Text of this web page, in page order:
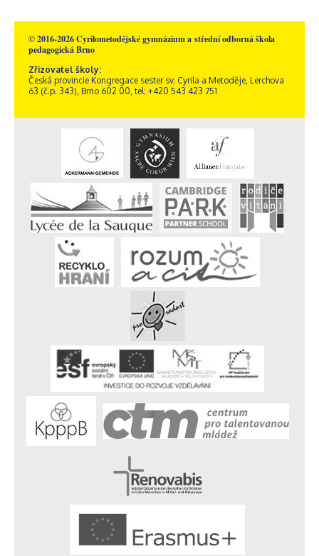
© 2016-2026 Cyrilometodějské gymnázium a střední odborná škola
pedagogická Brno
Zřizovatel školy:
Česká provincie Kongregace sester sv. Cyrila a Metoděje, Lerchova
63 (č.p. 343), Brno 602 00, tel: +420 543 423 751